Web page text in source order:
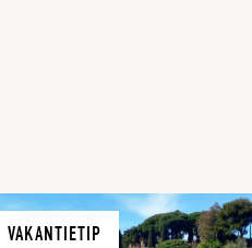
VAKANTIETIP